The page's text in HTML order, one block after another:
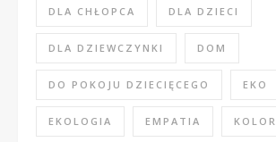
DLA CHŁOPCA DLA DZIECI
DLA DZIEWCZYNKI DOM
DO POKOJU DZIECIĘCEGO EKO
EKOLOGIA EMPATIA KOLOR